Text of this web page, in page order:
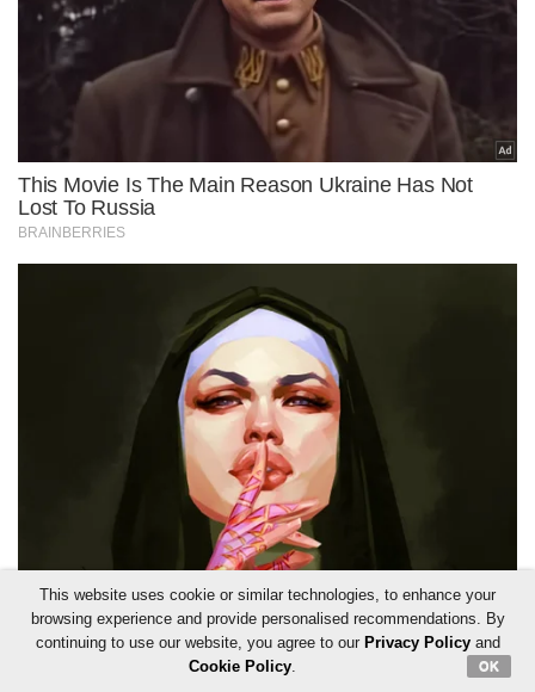
This website uses cookie or similar technologies, to enhance your
browsing experience and provide personalised recommendations. By
continuing to use our website, you agree to our Privacy Policyand
Cookie Policy. OK